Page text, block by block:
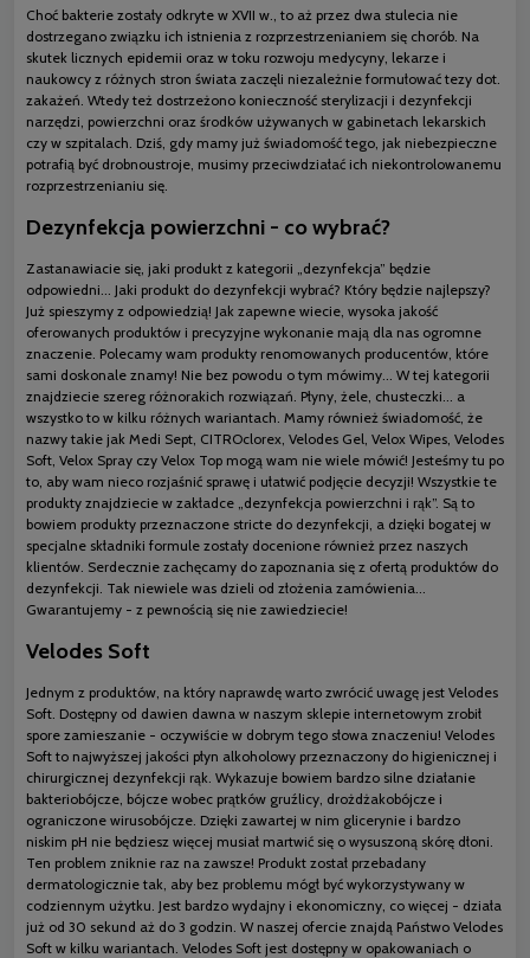
Choć bakterie zostały odkryte w XVII w., to aż przez dwa stulecia nie
dostrzegano związku ich istnienia z rozprzestrzenianiem się chorób. Na
skutek licznych epidemii oraz w toku rozwoju medycyny, lekarze i
naukowcy z różnych stron świata zaczęli niezależnie formułować tezy dot.
zakażeń. Wtedy też dostrzeżono konieczność sterylizacji i dezynfekcji
narzędzi, powierzchni oraz środków używanych w gabinetach lekarskich
czy w szpitalach. Dziś, gdy mamy już świadomość tego, jak niebezpieczne
potrafią być drobnoustroje, musimy przeciwdziałać ich niekontrolowanemu
rozprzestrzenianiu się.
Dezynfekcja powierzchni - co wybrać?
Zastanawiacie się, jaki produkt z kategorii „dezynfekcja” będzie
odpowiedni... Jaki produkt do dezynfekcji wybrać? Który będzie najlepszy?
Już spieszymy z odpowiedzią! Jak zapewne wiecie, wysoka jakość
oferowanych produktów i precyzyjne wykonanie mają dla nas ogromne
znaczenie. Polecamy wam produkty renomowanych producentów, które
sami doskonale znamy! Nie bez powodu o tym mówimy... W tej kategorii
znajdziecie szereg różnorakich rozwiązań. Płyny, żele, chusteczki... a
wszystko to w kilku różnych wariantach. Mamy również świadomość, że
nazwy takie jak Medi Sept, CITROclorex, Velodes Gel, Velox Wipes, Velodes
Soft, Velox Spray czy Velox Top mogą wam nie wiele mówić! Jesteśmy tu po
to, aby wam nieco rozjaśnić sprawę i ułatwić podjęcie decyzji! Wszystkie te
produkty znajdziecie w zakładce „dezynfekcja powierzchni i rąk”. Są to
bowiem produkty przeznaczone stricte do dezynfekcji, a dzięki bogatej w
specjalne składniki formule zostały docenione również przez naszych
klientów. Serdecznie zachęcamy do zapoznania się z ofertą produktów do
dezynfekcji. Tak niewiele was dzieli od złożenia zamówienia...
Gwarantujemy - z pewnością się nie zawiedziecie!
Velodes Soft
Jednym z produktów, na który naprawdę warto zwrócić uwagę jest Velodes
Soft. Dostępny od dawien dawna w naszym sklepie internetowym zrobił
spore zamieszanie - oczywiście w dobrym tego słowa znaczeniu! Velodes
Soft to najwyższej jakości płyn alkoholowy przeznaczony do higienicznej i
chirurgicznej dezynfekcji rąk. Wykazuje bowiem bardzo silne działanie
bakteriobójcze, bójcze wobec prątków gruźlicy, drożdżakobójcze i
ograniczone wirusobójcze. Dzięki zawartej w nim glicerynie i bardzo
niskim pH nie będziesz więcej musiał martwić się o wysuszoną skórę dłoni.
Ten problem zniknie raz na zawsze! Produkt został przebadany
dermatologicznie tak, aby bez problemu mógł być wykorzystywany w
codziennym użytku. Jest bardzo wydajny i ekonomiczny, co więcej - działa
już od 30 sekund aż do 3 godzin. W naszej ofercie znajdą Państwo Velodes
Soft w kilku wariantach. Velodes Soft jest dostępny w opakowaniach o